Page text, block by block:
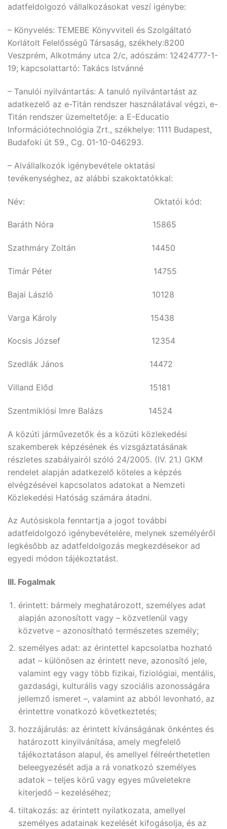
adatfeldolgozó vállalkozásokat veszi igénybe:
– Könyvelés: TEMEBE Könyvviteli és Szolgáltató
Korlátolt Felelősségű Társaság, székhely:8200
Veszprém, Alkotmány utca 2/c, adószám: 12424777-1-
19; kapcsolattartó: Takács Istvánné
– Tanulói nyilvántartás: A tanuló nyilvántartást az
adatkezelő az e-Titán rendszer használatával végzi, e-
Titán rendszer üzemeltetője: a E-Educatio
Információtechnológia Zrt., székhelye: 1111 Budapest,
Budafoki út 59., Cg. 01-10-046293.
– Alvállalkozók igénybevétele oktatási
tevékenységhez, az alábbi szakoktatókkal:
Név: Oktatói kód:
Baráth Nóra 15865
Szathmáry Zoltán 14450
Timár Péter 14755
Bajai László 10128
Varga Károly 15438
Kocsis József 12354
Szedlák János 14472
Villand Előd 15181
Szentmiklósi Imre Balázs 14524
A közúti járművezetők és a közúti közlekedési
szakemberek képzésének és vizsgáztatásának
részletes szabályairól szóló 24/2005. (IV. 21.) GKM
rendelet alapján adatkezelő köteles a képzés
elvégzésével kapcsolatos adatokat a Nemzeti
Közlekedési Hatóság számára átadni.
Az Autósiskola fenntartja a jogot további
adatfeldolgozó igénybevételére, melynek személyéről
legkésőbb az adatfeldolgozás megkezdésekor ad
egyedi módon tájékoztatást.
III. Fogalmak
érintett: bármely meghatározott, személyes adat
alapján azonosított vagy – közvetlenül vagy
közvetve – azonosítható természetes személy;
személyes adat: az érintettel kapcsolatba hozható
adat – különösen az érintett neve, azonosító jele,
valamint egy vagy több fizikai, fiziológiai, mentális,
gazdasági, kulturális vagy szociális azonosságára
jellemző ismeret –, valamint az abból levonható, az
érintettre vonatkozó következtetés;
hozzájárulás: az érintett kívánságának önkéntes és
határozott kinyilvánítása, amely megfelelő
tájékoztatáson alapul, és amellyel félreérthetetlen
beleegyezését adja a rá vonatkozó személyes
adatok – teljes körű vagy egyes műveletekre
kiterjedő – kezeléséhez;
tiltakozás: az érintett nyilatkozata, amellyel
személyes adatainak kezelését kifogásolja, és az